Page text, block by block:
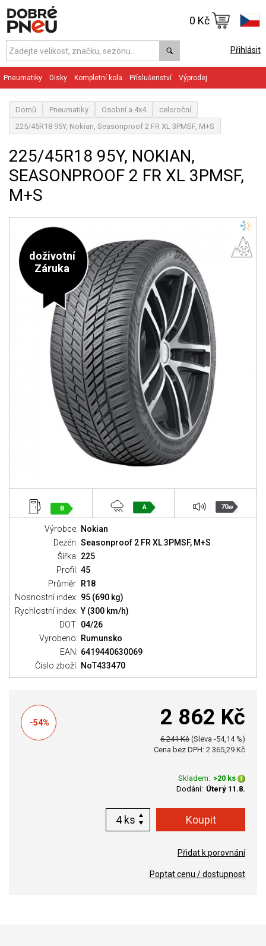
Přihlásit
0 Kč
Pneumatiky Disky Kompletní kola Příslušenství Výprodej
Domů Pneumatiky Osobní a 4x4
celoroční
225/45R18 95Y, Nokian, Seasonproof 2 FR XL 3PMSF, M+S
225/45R18 95Y, NOKIAN,
SEASONPROOF 2 FR XL 3PMSF,
M+S
doživotní
Záruka
B A 70dB
Výrobce: Nokian
Dezén: Seasonproof 2 FR XL 3PMSF, M+S
Šířka: 225
Profil: 45
Průměr: R18
Nosnostní index: 95 (690 kg)
Rychlostní index: Y (300 km/h)
DOT: 04/26
Vyrobeno: Rumunsko
EAN: 6419440630069
Číslo zboží: NoT433470
-54% 2 862 Kč
6 241 Kč (Sleva -54,14 %)
Cena bez DPH: 2 365,29 Kč
Skladem: >20 ks
Dodání: Úterý 11.8.
ks
Přidat k porovnání
Poptat cenu / dostupnost